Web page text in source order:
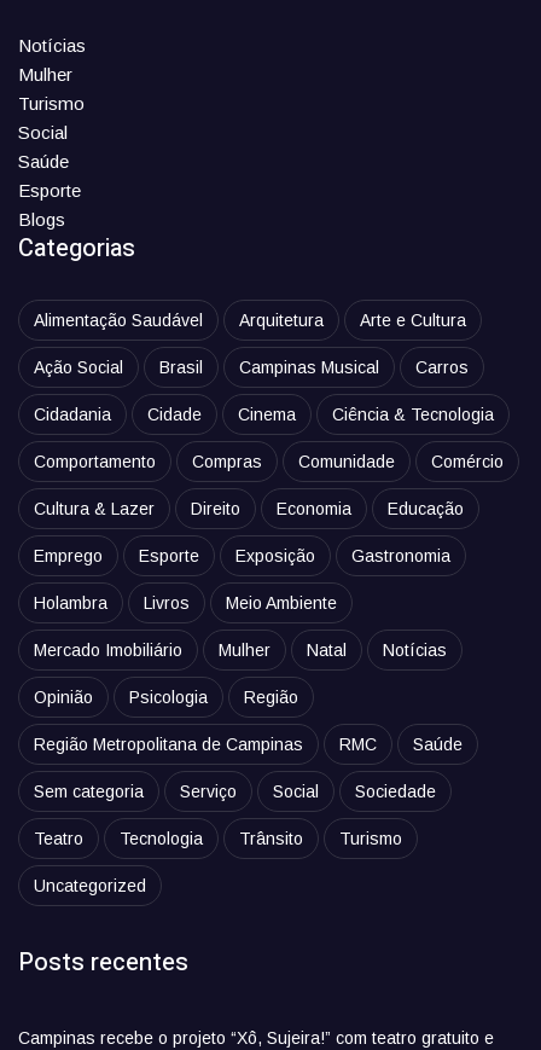
Notícias
Mulher
Turismo
Social
Saúde
Esporte
Blogs
Categorias
Alimentação Saudável Arquitetura Arte e Cultura
Ação Social Brasil Campinas Musical Carros
Cidadania Cidade Cinema Ciência & Tecnologia
Comportamento Compras Comunidade Comércio
Cultura & Lazer Direito Economia Educação
Emprego Esporte Exposição Gastronomia
Holambra Livros Meio Ambiente
Mercado Imobiliário Mulher Natal Notícias
Opinião Psicologia Região
Região Metropolitana de Campinas RMC Saúde
Sem categoria Serviço Social Sociedade
Teatro Tecnologia Trânsito Turismo
Uncategorized
Posts recentes
Campinas recebe o projeto “Xô, Sujeira!” com teatro gratuito e